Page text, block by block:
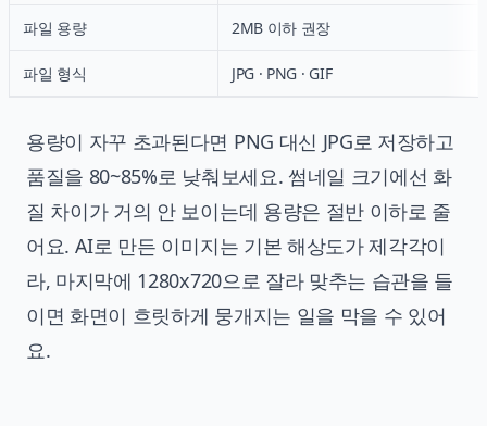
파일 용량 2MB 이하 권장
파일 형식 JPG · PNG · GIF
용량이 자꾸 초과된다면 PNG 대신 JPG로 저장하고
품질을 80~85%로 낮춰보세요. 썸네일 크기에선 화
질 차이가 거의 안 보이는데 용량은 절반 이하로 줄
어요. AI로 만든 이미지는 기본 해상도가 제각각이
라, 마지막에 1280x720으로 잘라 맞추는 습관을 들
이면 화면이 흐릿하게 뭉개지는 일을 막을 수 있어
요.